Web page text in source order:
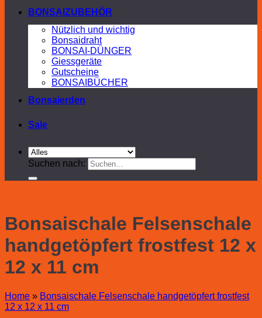
BONSAIZUBEHÖR
Nützlich und wichtig
Bonsaidraht
BONSAI-DÜNGER
Giessgeräte
Gutscheine
BONSAIBÜCHER
Bonsaierden
Sale
Suchen nach:
Bonsaischale Felsenschale
handgetöpfert frostfest 12 x
12 x 11 cm
Home » Bonsaischale Felsenschale handgetöpfert frostfest
12 x 12 x 11 cm